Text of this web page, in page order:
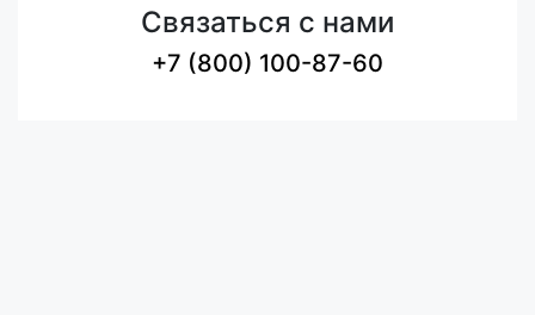
Связаться с нами
+7 (800) 100-87-60